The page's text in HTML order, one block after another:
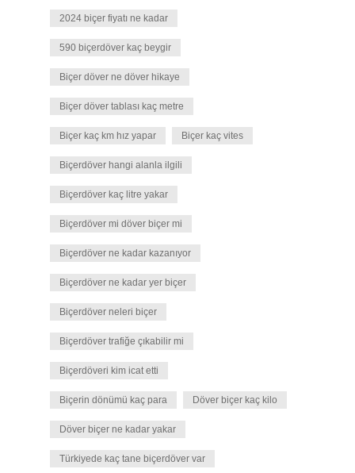
2024 biçer fiyatı ne kadar
590 biçerdöver kaç beygir
Biçer döver ne döver hikaye
Biçer döver tablası kaç metre
Biçer kaç km hız yapar Biçer kaç vites
Biçerdöver hangi alanla ilgili
Biçerdöver kaç litre yakar
Biçerdöver mi döver biçer mi
Biçerdöver ne kadar kazanıyor
Biçerdöver ne kadar yer biçer
Biçerdöver neleri biçer
Biçerdöver trafiğe çıkabilir mi
Biçerdöveri kim icat etti
Biçerin dönümü kaç para Döver biçer kaç kilo
Döver biçer ne kadar yakar
Türkiyede kaç tane biçerdöver var